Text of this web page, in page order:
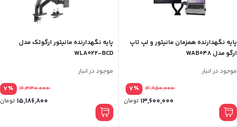
پایه نگهدارنده همزمان مانیتور و لپ تاپ
ارگو مدل WAB048
موجود در انبار
٪7
14,650,000
تومان
پایه نگهدارنده مانیتور ارگوتک مدل
WLA022-BCD
موجود در انبار
٪7
16,330,000
تومان